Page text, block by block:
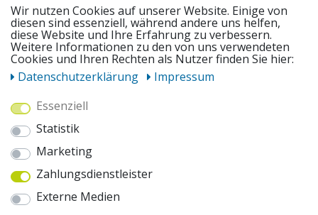
UNSERE ANGEBOTE
WIR VERSENDEN MIT
AUSZEICHNUNGEN & SICHERHEIT
Wir nutzen Cookies auf unserer Website. Einige von
diesen sind essenziell, während andere uns helfen,
diese Website und Ihre Erfahrung zu verbessern.
Weitere Informationen zu den von uns verwendeten
Cookies und Ihren Rechten als Nutzer finden Sie hier:
Daten­schutz­erklärung
Impressum
Essenziell
Statistik
Marketing
Zahlungsdienstleister
Externe Medien